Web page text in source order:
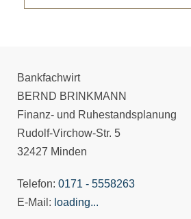
Bankfachwirt
BERND BRINKMANN
Finanz- und Ruhestandsplanung
Rudolf-Virchow-Str. 5
32427 Minden
Telefon: 0171 - 5558263
E-Mail: loading...